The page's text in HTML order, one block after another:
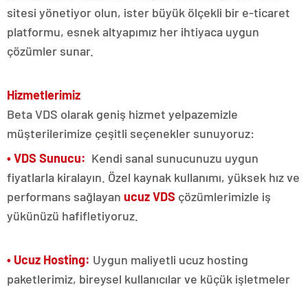
sitesi yönetiyor olun, ister büyük ölçekli bir e-ticaret
platformu, esnek altyapımız her ihtiyaca uygun
çözümler sunar.
Hizmetlerimiz
Beta VDS olarak geniş hizmet yelpazemizle
müşterilerimize çeşitli seçenekler sunuyoruz:
• VDS Sunucu: Kendi sanal sunucunuzu uygun
fiyatlarla kiralayın. Özel kaynak kullanımı, yüksek hız ve
performans sağlayan ucuz VDS çözümlerimizle iş
yükünüzü hafifletiyoruz.
• Ucuz Hosting: Uygun maliyetli ucuz hosting
paketlerimiz, bireysel kullanıcılar ve küçük işletmeler